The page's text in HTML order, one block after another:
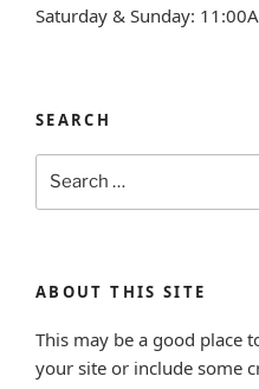
Saturday & Sunday:
SEARCH
ABOUT THIS SITE
This may be a good place
your site or include some